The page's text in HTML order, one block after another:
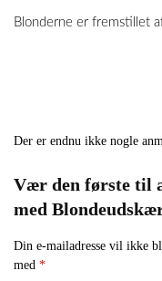
Blonderne er fremstillet
Der er endnu ikke nogle
Vær den første til
med
Din e-mailadresse vil ikke
med *